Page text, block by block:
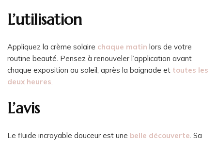
L’utilisation
Appliquez la crème solaire chaque matin lors de votre
routine beauté. Pensez à renouveler l’application avant
chaque exposition au soleil, après la baignade et toutes les
deux heures.
L’avis
Le fluide incroyable douceur est une belle découverte. Sa